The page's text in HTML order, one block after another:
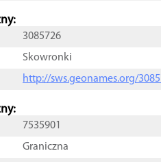
3085726
Skowronki
http://sws.geonames.org/
7535901
Graniczna